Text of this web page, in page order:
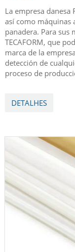
La empresa
así como máquinas
panadera. Para sus
TECAFORM, que
marca de la
detección de
proceso de
DETALHES